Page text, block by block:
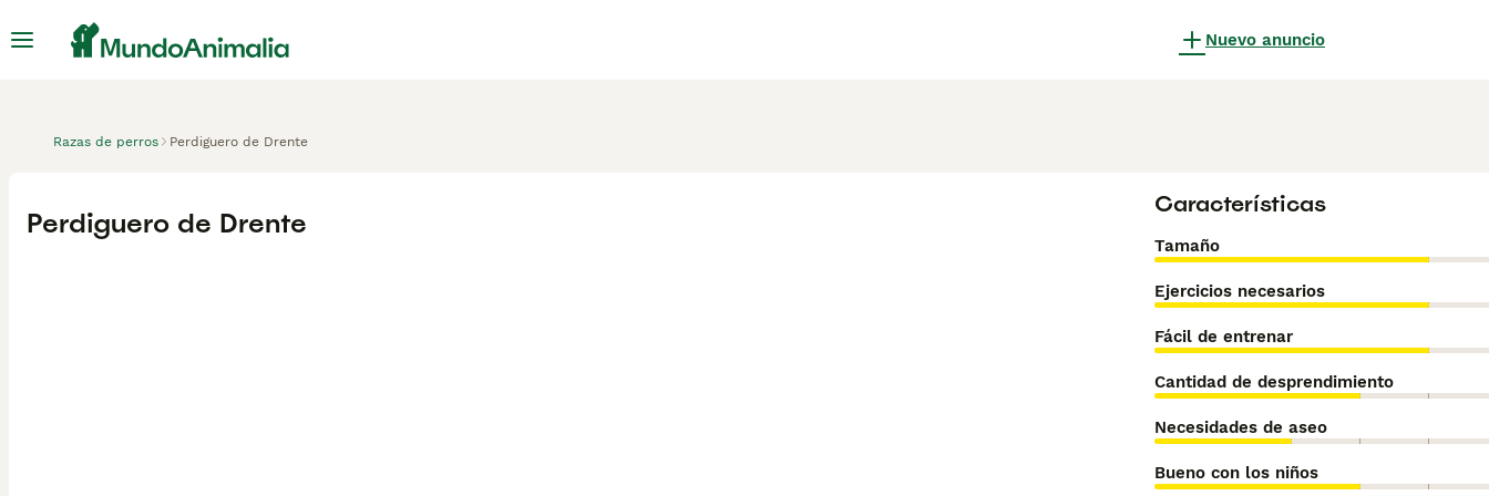
Nuevo anuncio
Razas de perros Perdiguero de Drente
Perdiguero de Drente
Características
Tamaño
Ejercicios necesarios
Fácil de entrenar
Cantidad de desprendimiento
Necesidades de aseo
Bueno con los niños